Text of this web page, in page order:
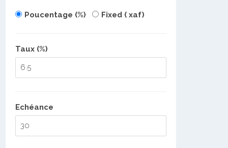
Poucentage (%) Fixed ( xaf)
Taux (%)
Echéance